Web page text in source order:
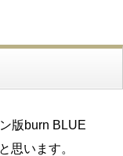
版burn BLUE
思います。